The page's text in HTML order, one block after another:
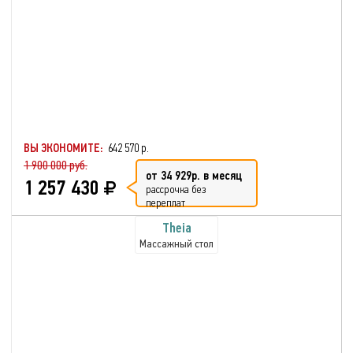
ВЫ ЭКОНОМИТЕ: 642 570 р.
1 900 000 руб.
1 257 430 от 34 929р. в месяц
рассрочка без
переплат
Theia
Массажный стол